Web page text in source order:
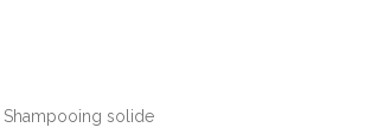
Shampooing solide